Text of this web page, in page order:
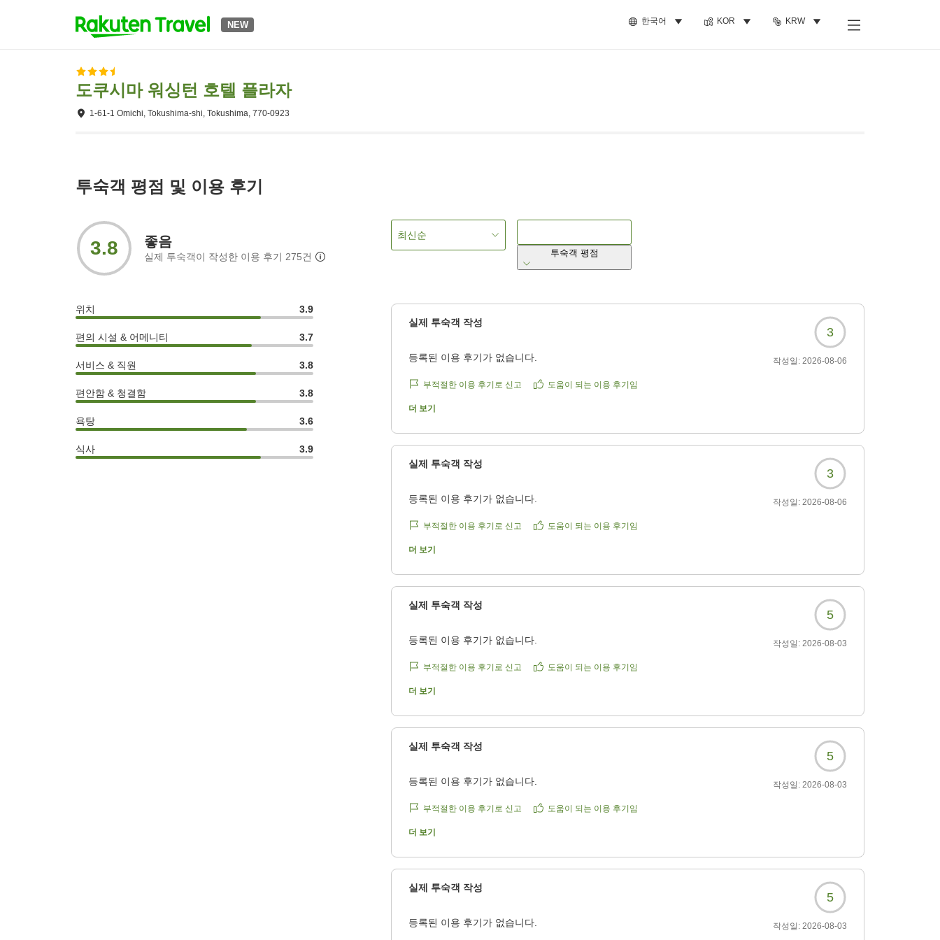
NEW 한국어 KOR KRW
도쿠시마 워싱턴 호텔 플라자
1-61-1 Omichi, Tokushima-shi, Tokushima, 770-0923
투숙객 평점 및 이용 후기
3.8 좋음
실제 투숙객이 작성한 이용 후기 275건
위치 3.9
편의 시설 & 어메니티 3.7
서비스 & 직원 3.8
편안함 & 청결함 3.8
욕탕 3.6
식사 3.9
최신순
투숙객 평점
실제 투숙객 작성
3
등록된 이용 후기가 없습니다. 작성일: 2026-08-06
부적절한 이용 후기로 신고 도움이 되는 이용 후기임
더 보기
실제 투숙객 작성
3
등록된 이용 후기가 없습니다. 작성일: 2026-08-06
부적절한 이용 후기로 신고 도움이 되는 이용 후기임
더 보기
실제 투숙객 작성
5
등록된 이용 후기가 없습니다. 작성일: 2026-08-03
부적절한 이용 후기로 신고 도움이 되는 이용 후기임
더 보기
실제 투숙객 작성
5
등록된 이용 후기가 없습니다. 작성일: 2026-08-03
부적절한 이용 후기로 신고 도움이 되는 이용 후기임
더 보기
실제 투숙객 작성
5
등록된 이용 후기가 없습니다. 작성일: 2026-08-03